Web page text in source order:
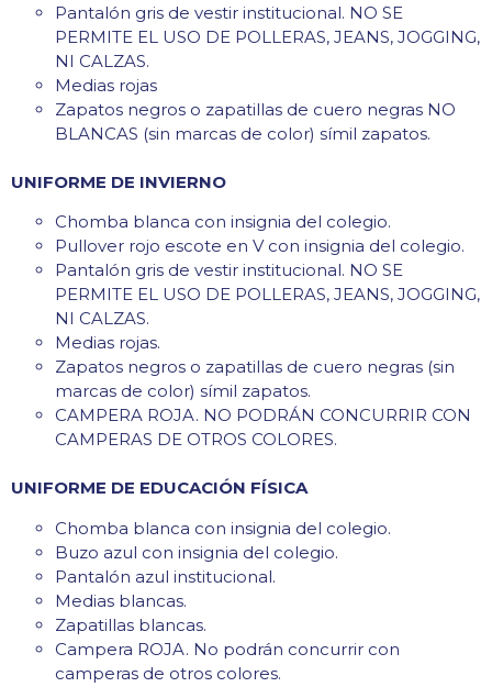
Pantalón gris de vestir institucional. NO SE
PERMITE EL USO DE POLLERAS, JEANS, JOGGING,
NI CALZAS.
Medias rojas
Zapatos negros o zapatillas de cuero negras NO
BLANCAS (sin marcas de color) símil zapatos.
UNIFORME DE INVIERNO
Chomba blanca con insignia del colegio.
Pullover rojo escote en V con insignia del colegio.
Pantalón gris de vestir institucional. NO SE
PERMITE EL USO DE POLLERAS, JEANS, JOGGING,
NI CALZAS.
Medias rojas.
Zapatos negros o zapatillas de cuero negras (sin
marcas de color) símil zapatos.
CAMPERA ROJA. NO PODRÁN CONCURRIR CON
CAMPERAS DE OTROS COLORES.
UNIFORME DE EDUCACIÓN FÍSICA
Chomba blanca con insignia del colegio.
Buzo azul con insignia del colegio.
Pantalón azul institucional.
Medias blancas.
Zapatillas blancas.
Campera ROJA. No podrán concurrir con
camperas de otros colores.